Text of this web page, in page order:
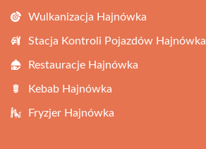
Wulkanizacja Hajnówka
Stacja Kontroli Pojazdów Hajnówka
Restauracje Hajnówka
Kebab Hajnówka
Fryzjer Hajnówka